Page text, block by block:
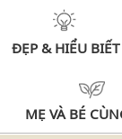
ĐẸP & HIỂU BIẾT
MẸ VÀ BÉ